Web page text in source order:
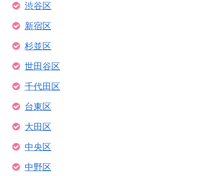
渋谷区
新宿区
杉並区
世田谷区
千代田区
台東区
大田区
中央区
中野区